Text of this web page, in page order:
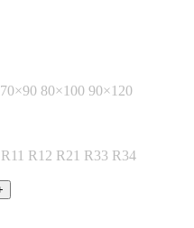
70×90 80×100 90×120
R11 R12 R21 R33 R34